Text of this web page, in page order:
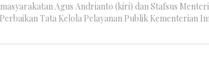
Agus Andrianto (kiri) dan Stafsus
Tata Kelola Pelayanan Publik Kementerian